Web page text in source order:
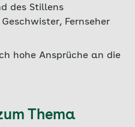
des Stillens
Fernseher
hohe Ansprüche an die
Thema